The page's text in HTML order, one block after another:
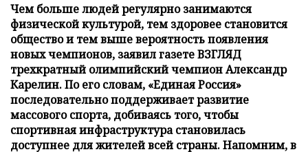
Чем больше людей регулярно занимаются
физической культурой, тем здоровее становится
общество и тем выше вероятность появления
новых чемпионов, заявил газете ВЗГЛЯД
трехкратный олимпийский чемпион Александр
Карелин. По его словам, «Единая Россия»
последовательно поддерживает развитие
массового спорта, добиваясь того, чтобы
спортивная инфраструктура становилась
доступнее для жителей всей страны. Напомним, в